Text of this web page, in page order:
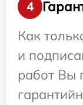
4
Как
и
работ Вы